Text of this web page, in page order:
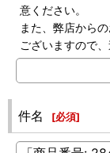
意ください。
また、弊店から
ございますので
件名 [必須]